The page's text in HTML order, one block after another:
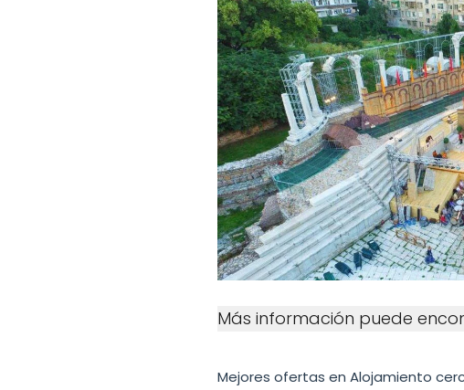
Más información puede
Mejores ofertas en Alojamiento